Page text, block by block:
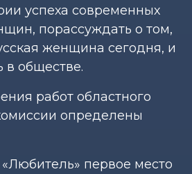
успеха современных
порассуждать о том,
женщина сегодня, и
в обществе.
работ областного
определены
«Любитель» первое место